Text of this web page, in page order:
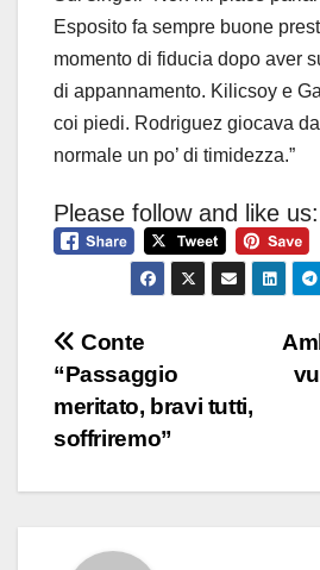
Esposito fa sempre buone
momento di fiducia dopo aver
di appannamento. Kilicsoy e
coi piedi. Rodriguez giocava
normale un po’ di timidezza.”
Please follow and like us:
Navigazione
articoli
Conte
“Passaggio
meritato, bravi tutti,
soffriremo”